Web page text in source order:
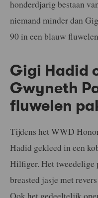
honderdjarig bestaan
niemand minder dan
90 in een blauw
Gigi Hadid
Gwyneth
fluwelen
Tijdens het WWD
Hadid gekleed in een
Hilfiger. Het tweedelige
breasted jasje met
Ook het gedeeltelijk